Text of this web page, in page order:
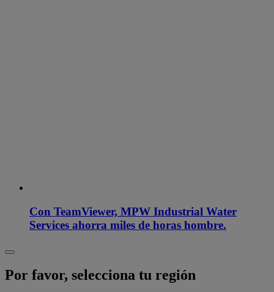
Con TeamViewer, MPW Industrial Water
Services ahorra miles de horas hombre.
Por favor, selecciona tu región